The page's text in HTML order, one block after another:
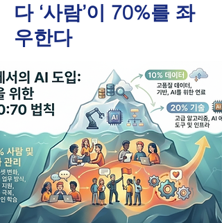
다 ‘사람’이 70%를 좌
우한다